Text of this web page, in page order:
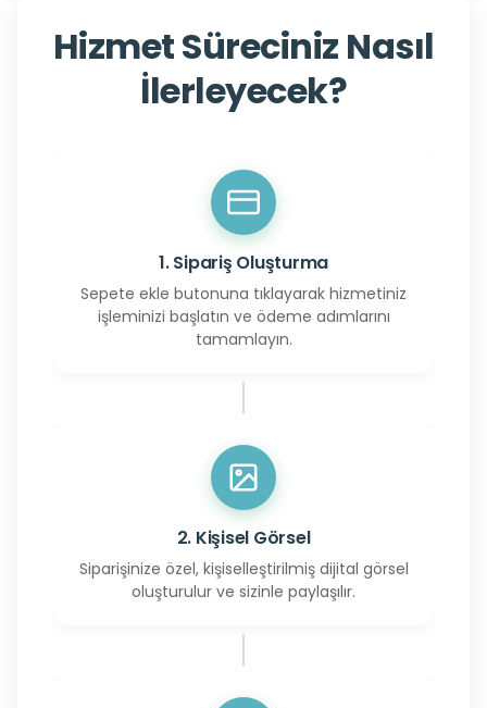
Hizmet Süreciniz Nasıl
İlerleyecek?
1. Sipariş Oluşturma
Sepete ekle butonuna tıklayarak hizmetiniz
işleminizi başlatın ve ödeme adımlarını
tamamlayın.
2. Kişisel Görsel
Siparişinize özel, kişiselleştirilmiş dijital görsel
oluşturulur ve sizinle paylaşılır.